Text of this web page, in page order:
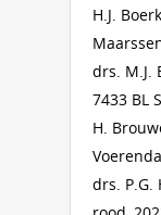
H.J.
drs. M.J.
7433 BL
H.
drs. P.G.